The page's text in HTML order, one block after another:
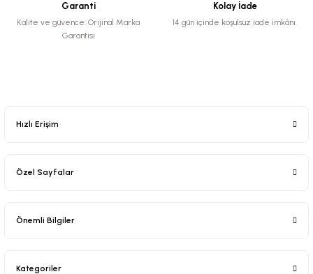
Garanti
Kalite ve güvence: Orijinal Marka
Garantisi
Kolay İade
14 gün içinde koşulsuz iade imkânı.
Hızlı Erişim
Özel Sayfalar
Önemli Bilgiler
Kategoriler